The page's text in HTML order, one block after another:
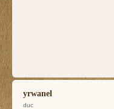
yrwanel
duc